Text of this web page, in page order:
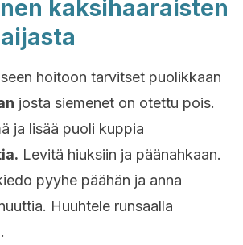
kaksihaaraisten
hoitoon tarvitset puolikkaan
josta siemenet on otettu pois.
ja lisää puoli kuppia
Levitä hiuksiin ja päänahkaan.
pyyhe päähän ja anna
Huuhtele runsaalla